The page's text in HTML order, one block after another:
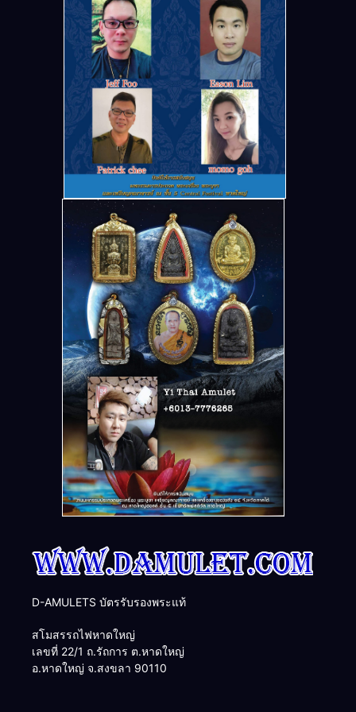
D-AMULETS บัตรรับรองพระแท้
สโมสรรถไฟหาดใหญ่
เลขที่ 22/1 ถ.รัถการ ต.หาดใหญ่
อ.หาดใหญ่ จ.สงขลา 90110